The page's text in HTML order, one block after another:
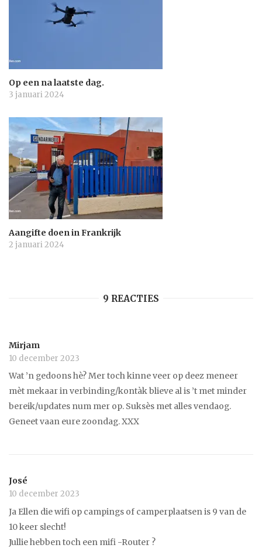
Op een na laatste dag.
3 januari 2024
Aangifte doen in Frankrijk
2 januari 2024
9 REACTIES
Mirjam
10 december 2023
Wat ’n gedoons hè? Mer toch kinne veer op deez meneer
mèt mekaar in verbinding/kontàk blieve al is ’t met minder
bereik/updates num mer op. Suksès met alles vendaog.
Geneet vaan eure zoondag. XXX
José
10 december 2023
Ja Ellen die wifi op campings of camperplaatsen is 9 van de
10 keer slecht!
Jullie hebben toch een mifi -Router ?